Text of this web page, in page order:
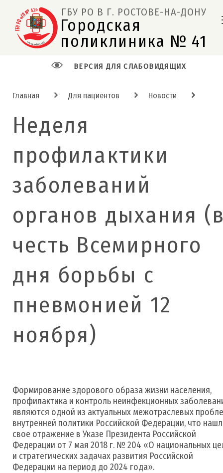
ГБУ РО В Г. РОСТОВЕ-НА-ДОНУ
Городская
поликлиника № 41
ВЕРСИЯ ДЛЯ СЛАБОВИДЯЩИХ
Главная Для пациентов Новости
Неделя
профилактики
заболеваний
органов дыхания
честь Всемирного
дня борьбы с
пневмонией 12
ноября)
Формирование здорового образа жизни населения,
профилактика и контроль неинфекционных
являются одной из актуальных межотраслевых
внутренней политики Российской Федерации, что
свое отражение в Указе Президента Российской
Федерации от 7 мая 2018 г. № 204 «О национальных
и стратегических задачах развития Российской
Федерации на период до 2024 года».